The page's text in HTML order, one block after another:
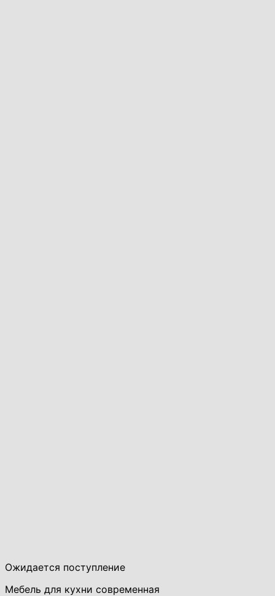
Ожидается поступление
Мебель для кухни современная